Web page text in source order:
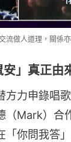
流做人道理，關係亦
」真正由
方力申錄唱
（Mark）合
「你問我答